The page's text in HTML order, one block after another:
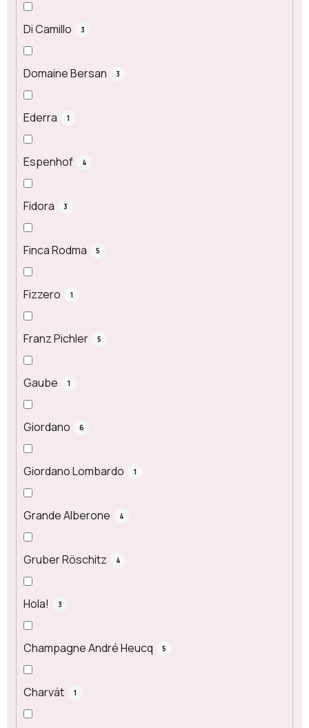
Di Camillo 3
Domaine Bersan 3
Ederra 1
Espenhof 4
Fidora 3
Finca Rodma 5
Fizzero 1
Franz Pichler 5
Gaube 1
Giordano 6
Giordano Lombardo 1
Grande Alberone 4
Gruber Röschitz 4
Hola! 3
Champagne André Heucq 5
Charvát 1